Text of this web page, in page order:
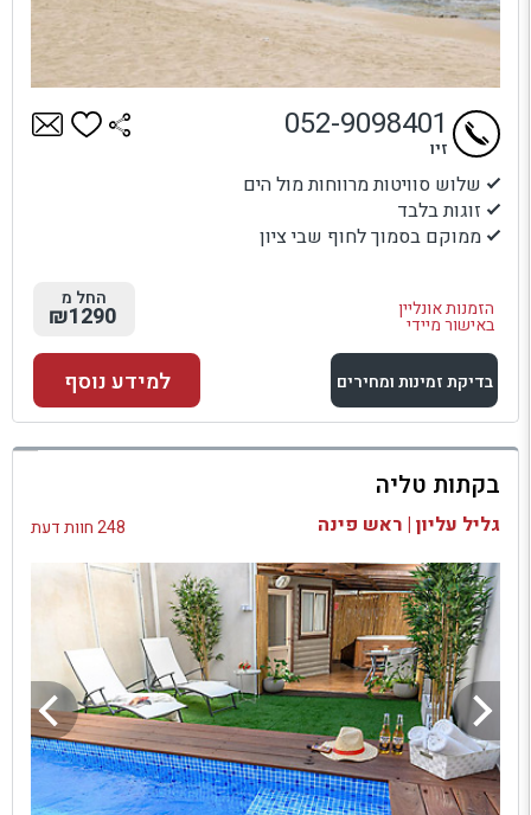
שלוש סוויטות מרווחות מול הים
זוגות בלבד
ממוקם בסמוך לחוף שבי ציון
הזמנות אונליין
באישור מיידי
052-9098401
זיו
החל מ
₪1290
בדיקת זמינות ומחירים
למתחם זה
בדיקת זמינות ומחירים
למידע נוסף
בקתות טליה
גליל עליון | ראש פינה 248 חוות דעת